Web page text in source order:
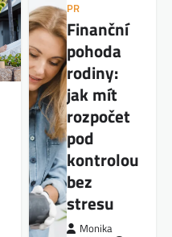
PR
Finanční
pohoda
rodiny:
jak mít
rozpočet
pod
kontrolou
bez
stresu
Monika